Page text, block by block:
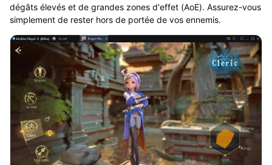
dégâts élevés et de grandes zones d'effet (AoE). Assurez-vous
simplement de rester hors de portée de vos ennemis.